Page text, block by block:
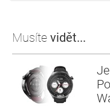
Musíte vidět...